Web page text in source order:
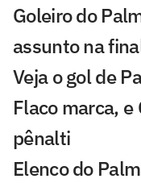
Goleiro do
assunto na
Veja o gol de
Flaco marca,
pênalti
Elenco do